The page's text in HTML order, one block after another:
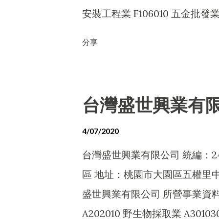
安裝工程業 F106010 五金批發
分享
台灣盛世興業有
4/07/2020
台灣盛世興業有限公司 統編：
區 地址：桃園市大園區五權里
盛世興業有限公司 所營事業資
A202010 野生物採取業